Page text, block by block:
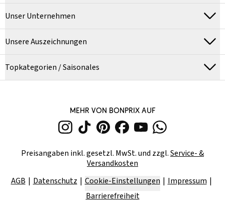
Unser Unternehmen
Unsere Auszeichnungen
Topkategorien / Saisonales
MEHR VON BONPRIX AUF
Preisangaben inkl. gesetzl. MwSt. und zzgl.Service- &
Versandkosten
AGB
Datenschutz Cookie-Einstellungen
Impressum
Barrierefreiheit